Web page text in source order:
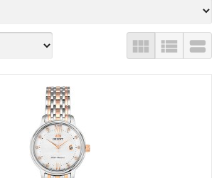
  